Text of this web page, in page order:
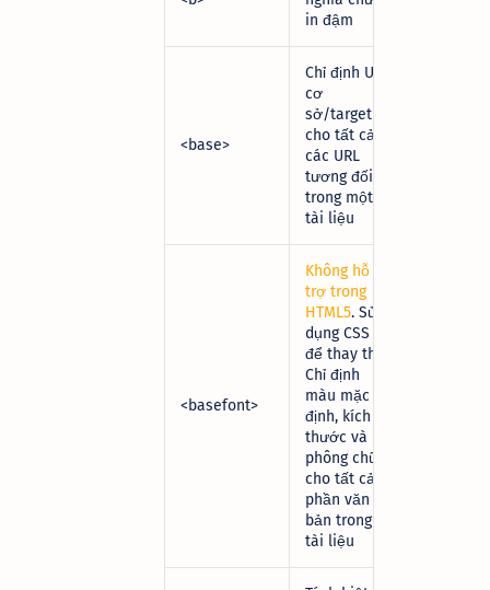
in đậm
<base>
Chỉ định URL
cơ
sở/target
cho tất cả
các URL
tương đối
trong một
tài liệu
<basefont>
Không hỗ
trợ trong
HTML5. Sử
dụng CSS
để thay thế.
Chỉ định
màu mặc
định, kích
thước và
phông chữ
cho tất cả
phần văn
bản trong
tài liệu